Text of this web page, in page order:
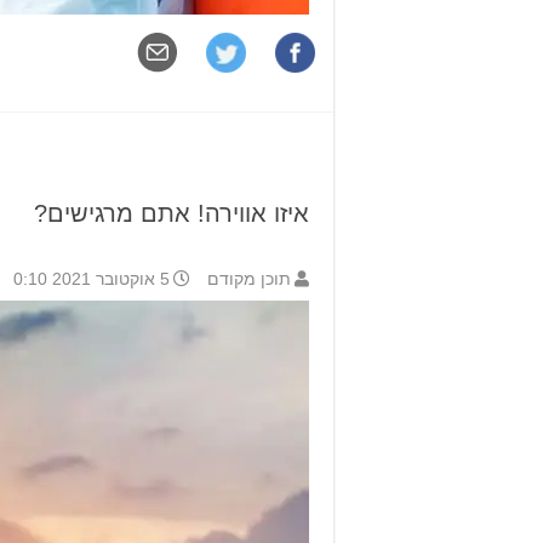
איזו אווירה! אתם מרגישים?
תוכן מקודם 5 אוקטובר 2021 0:10